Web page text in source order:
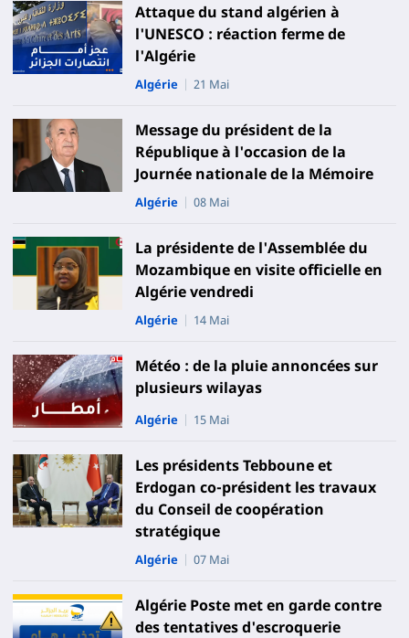
Attaque du stand algérien à
l'UNESCO : réaction ferme de
l'Algérie
Algérie 21 Mai
Message du président de la
République à l'occasion de la
Journée nationale de la Mémoire
Algérie 08 Mai
La présidente de l'Assemblée du
Mozambique en visite officielle en
Algérie vendredi
Algérie 14 Mai
Météo : de la pluie annoncées sur
plusieurs wilayas
Algérie 15 Mai
Les présidents Tebboune et
Erdogan co-président les travaux
du Conseil de coopération
stratégique
Algérie 07 Mai
Algérie Poste met en garde contre
des tentatives d'escroquerie